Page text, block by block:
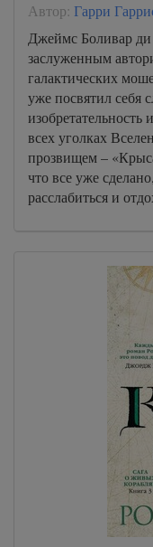
Автор: Гарри
Джеймс Боливар
заслуженным
галактических
уже посвятил себя
всех уголках
прозвищем –
что все уже
расслабиться и